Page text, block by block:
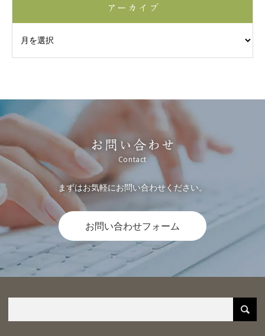
アーカイブ
お問い合わせ
まずはお気軽にお問い合わせください。
お問い合わせフォーム